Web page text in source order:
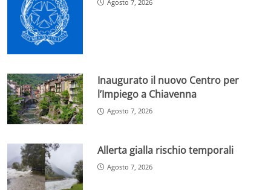
Agosto 7, 2026
Inaugurato il nuovo Centro per
l’Impiego a Chiavenna
Agosto 7, 2026
Allerta gialla rischio temporali
Agosto 7, 2026